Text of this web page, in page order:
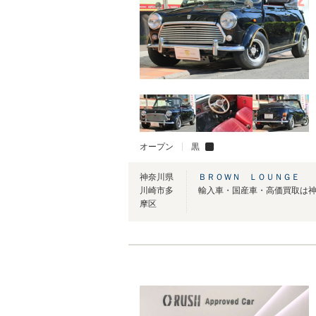
オープン 黒
神奈川県
川崎市多
摩区
ＢＲＯＷＮ ＬＯＵＮＧＥ